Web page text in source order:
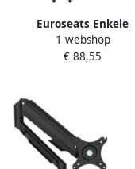
Euroseats Enkele
monitorarm Wit
1 webshop
€ 88,55